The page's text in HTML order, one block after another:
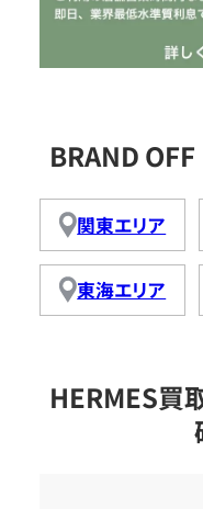
BRAND
関東エリア
東海エリア
HERMES買